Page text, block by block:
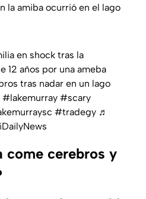
la amiba ocurrió en el lago
en shock tras la
12 años por una ameba
tras nadar en un lago
#lakemurray #scary
#tradegy ♬
come cerebros y